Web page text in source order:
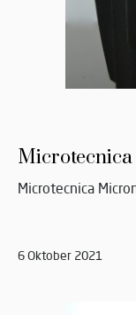
Microtecnica
6 Oktober 2021